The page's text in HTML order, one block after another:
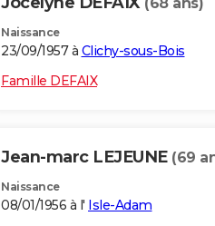
Naissance
23/09/1957 à Clichy-sous-Bois
Famille DEFAIX
Jean-marc LEJEUNE (69
Naissance
08/01/1956 à l' Isle-Adam